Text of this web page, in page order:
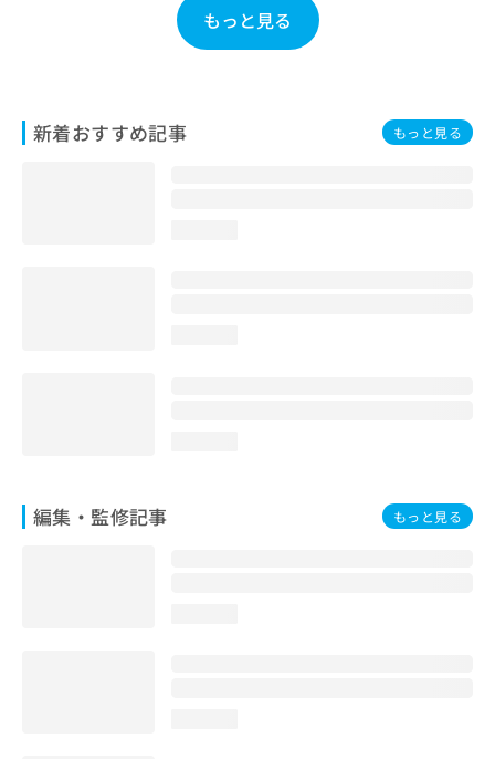
もっと見る
新着おすすめ記事 もっと見る
編集・監修記事 もっと見る
せ
は